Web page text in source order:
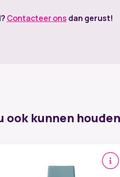
Contacteer ons dan gerust!
ook kunnen